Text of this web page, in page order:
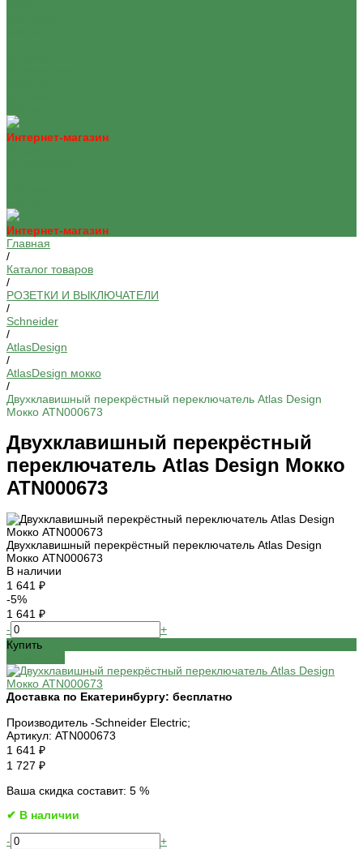
Интернет-магазин
Интернет-магазин
Главная
/
Каталог товаров
/
РОЗЕТКИ И ВЫКЛЮЧАТЕЛИ
/
Schneider
/
AtlasDesign
/
AtlasDesign мокко
/
Двухклавишный перекрёстный переключатель Atlas Design
Мокко ATN000673
Двухклавишный перекрёстный
переключатель Atlas Design Мокко
ATN000673
Двухклавишный перекрёстный переключатель Atlas Design
Мокко ATN000673
В наличии
1 641 ₽
-5%
1 641 ₽
-
+
Купить
Доставка по Екатеринбургу: бесплатно
Производитель -Schneider Electric;
Артикул: ATN000673
1 641 ₽
1 727 ₽
Ваша скидка составит: 5 %
✔ В наличии
-
+